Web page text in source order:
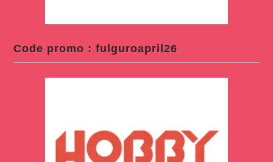
Code promo : fulguroapril26